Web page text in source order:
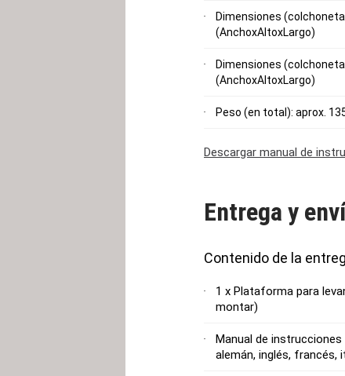
Dimensiones
(AnchoxAltoxLargo)
Dimensiones
(AnchoxAltoxLargo)
Peso (en total): aprox.
Descargar manual de
Entrega y
Contenido de la
1 x Plataforma para
montar)
Manual de
alemán, inglés, francés,